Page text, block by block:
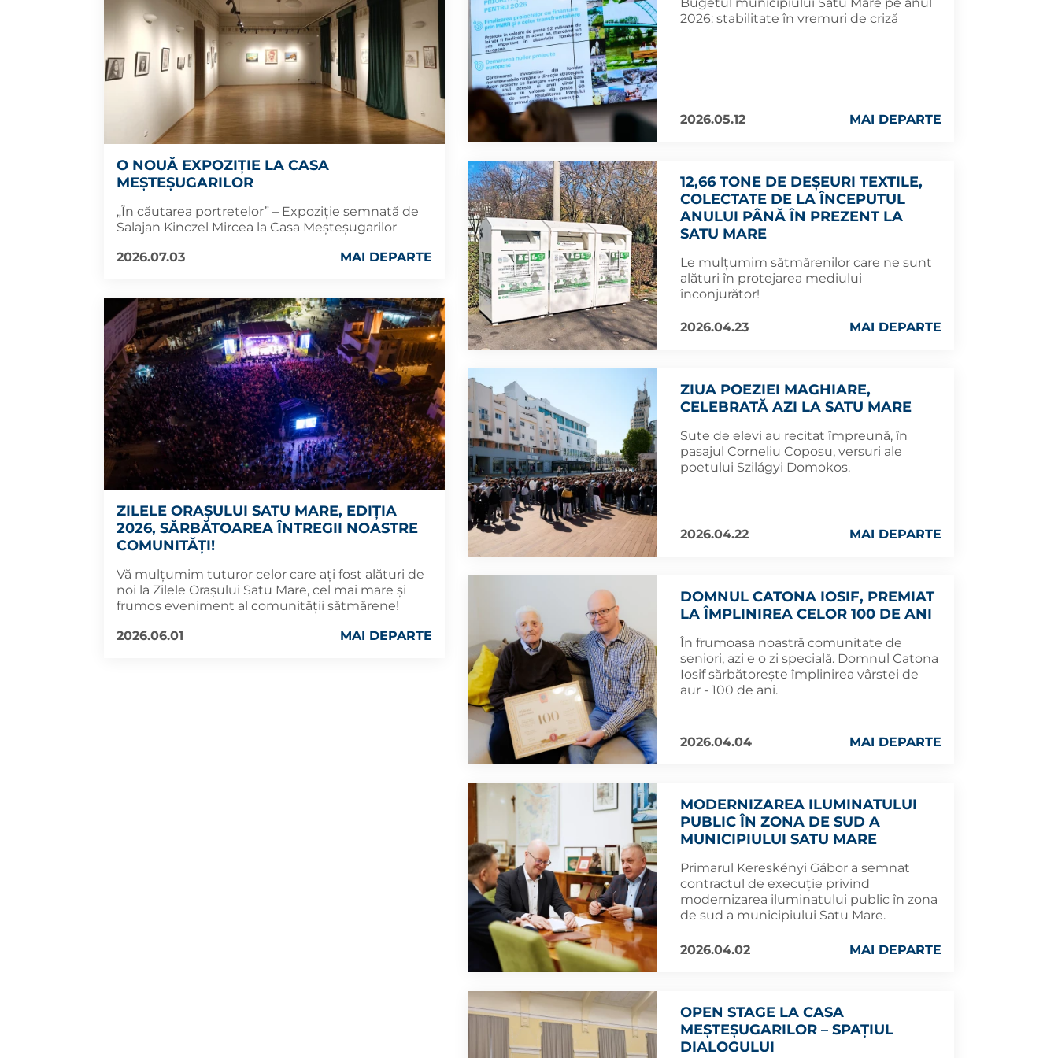
O NOUĂ EXPOZIȚIE LA CASA
MEȘTEȘUGARILOR
„În căutarea portretelor” – Expoziție semnată de
Salajan Kinczel Mircea la Casa Meșteșugarilor
2026.07.03
MAI DEPARTE
ZILELE ORAȘULUI SATU MARE, EDIȚIA
2026, SĂRBĂTOAREA ÎNTREGII NOASTRE
COMUNITĂȚI!
Vă mulțumim tuturor celor care ați fost alături de
noi la Zilele Orașului Satu Mare, cel mai mare și
frumos eveniment al comunității sătmărene!
2026.06.01
MAI DEPARTE
2026: stabilitate în vremuri de criză
2026.05.12 MAI DEPARTE
12,66 TONE DE DEȘEURI TEXTILE,
COLECTATE DE LA ÎNCEPUTUL
ANULUI PÂNĂ ÎN PREZENT LA
SATU MARE
Le mulțumim sătmărenilor care ne sunt
alături în protejarea mediului
înconjurător!
2026.04.23 MAI DEPARTE
ZIUA POEZIEI MAGHIARE,
CELEBRATĂ AZI LA SATU MARE
Sute de elevi au recitat împreună, în
pasajul Corneliu Coposu, versuri ale
poetului Szilágyi Domokos.
2026.04.22 MAI DEPARTE
DOMNUL CATONA IOSIF, PREMIAT
LA ÎMPLINIREA CELOR 100 DE ANI
În frumoasa noastră comunitate de
seniori, azi e o zi specială. Domnul Catona
Iosif sărbătorește împlinirea vârstei de
aur - 100 de ani.
2026.04.04 MAI DEPARTE
MODERNIZAREA ILUMINATULUI
PUBLIC ÎN ZONA DE SUD A
MUNICIPIULUI SATU MARE
Primarul Kereskényi Gábor a semnat
contractul de execuție privind
modernizarea iluminatului public în zona
de sud a municipiului Satu Mare.
2026.04.02 MAI DEPARTE
OPEN STAGE LA CASA
MEȘTEȘUGARILOR – SPAȚIUL
DIALOGULUI